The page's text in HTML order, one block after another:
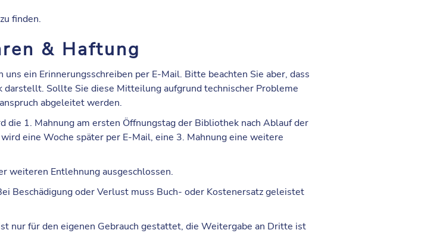
zu finden.
& Haftung
uns ein Erinnerungsschreiben per E-Mail. Bitte beachten Sie aber, dass
Sollte Sie diese Mitteilung aufgrund technischer Probleme
abgeleitet werden.
die 1. Mahnungam ersten Öffnungstag der Bibliothek nach Ablauf der
wird eine Woche später per E-Mail, eine 3. Mahnungeine weitere
weiteren Entlehnung ausgeschlossen.
Beschädigung oder Verlust muss Buch- oder Kostenersatz geleistet
nur für den eigenen Gebrauch gestattet, die Weitergabe an Dritte ist